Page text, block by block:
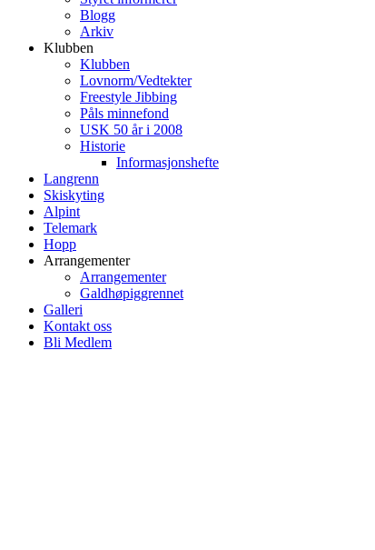
Blogg
Arkiv
Klubben
Klubben
Lovnorm/Vedtekter
Freestyle Jibbing
Påls minnefond
USK 50 år i 2008
Historie
Informasjonshefte
Langrenn
Skiskyting
Alpint
Telemark
Hopp
Arrangementer
Arrangementer
Galdhøpiggrennet
Galleri
Kontakt oss
Bli Medlem